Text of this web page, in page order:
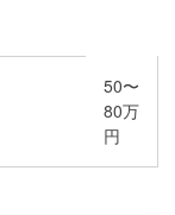
50〜
80万
円